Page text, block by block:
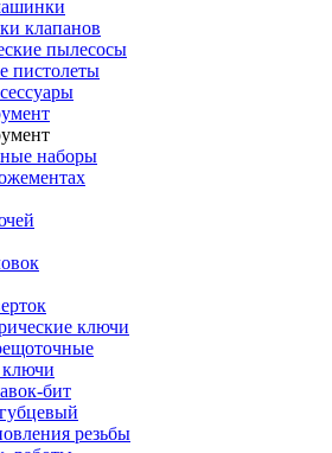
клапанов
пылесосы
пистолеты
наборы
ключи
ключи
бит
резьбы